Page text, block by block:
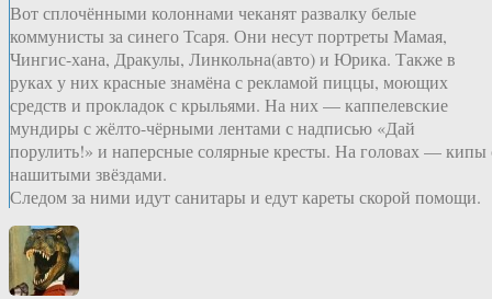
Вот сплочёнными колоннами чеканят развалку белые
коммунисты за синего Тсаря. Они несут портреты Мамая,
Чингис-хана, Дракулы, Линкольна(авто) и Юрика. Также в
руках у них красные знамёна с рекламой пиццы, моющих
средств и прокладок с крыльями. На них — каппелевские
мундиры с жёлто-чёрными лентами с надписью «Дай
порулить!» и наперсные солярные кресты. На головах — кипы
нашитыми звёздами.
Следом за ними идут санитары и едут кареты скорой помощи.